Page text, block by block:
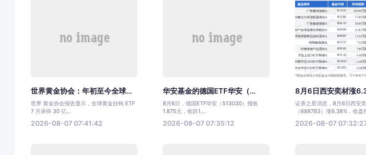
世界黄金协会：年初至今全球...
世界 黄金协会报告显示，全球黄金挂钩 ETF
7 月录得 30 亿...
2026-08-07 07:41:42
华安基金的德国ETF华安（...
8月6日，德国ETF华安（513030）报收
1.875元，收跌1....
2026-08-07 07:35:12
8月6日西安奕材涨
证券之星消息，8月6日西安
（688783）涨6.38%，收盘
2026-08-07